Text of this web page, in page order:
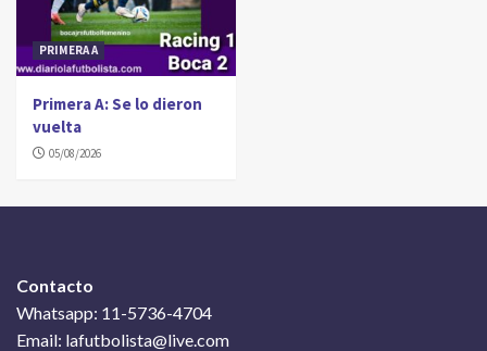
PRIMERA A
Primera A: Se lo dieron
vuelta
05/08/2026
Contacto
Whatsapp: 11-5736-4704
Email: lafutbolista@live.com